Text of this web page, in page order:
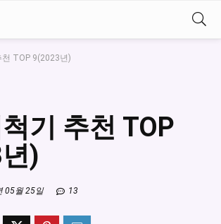
천 TOP 9(2023년)
기 추천 TOP
)
05월 25일 13